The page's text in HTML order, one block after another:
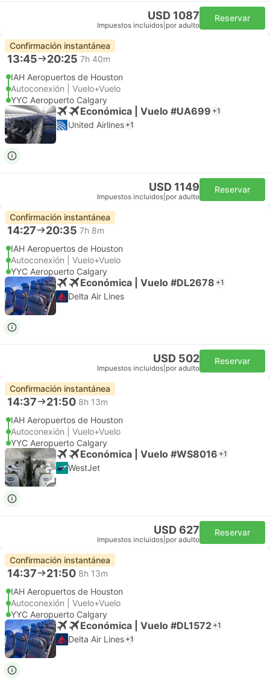
USD 1087
Impuestos incluidos por adulto
Reservar
Confirmación instantánea
13:45 20:25 7h 40m
IAH Aeropuertos de Houston
Autoconexión | Vuelo+Vuelo
YYC Aeropuerto Calgary
Económica | Vuelo #UA699 +1
United Airlines +1
USD 1149
Impuestos incluidos por adulto
Reservar
Confirmación instantánea
14:27 20:35 7h 8m
IAH Aeropuertos de Houston
Autoconexión | Vuelo+Vuelo
YYC Aeropuerto Calgary
Económica | Vuelo #DL2678 +1
Delta Air Lines
USD 502
Impuestos incluidos por adulto
Reservar
Confirmación instantánea
14:37 21:50 8h 13m
IAH Aeropuertos de Houston
Autoconexión | Vuelo+Vuelo
YYC Aeropuerto Calgary
Económica | Vuelo #WS8016 +1
WestJet
USD 627
Impuestos incluidos por adulto
Reservar
Confirmación instantánea
14:37 21:50 8h 13m
IAH Aeropuertos de Houston
Autoconexión | Vuelo+Vuelo
YYC Aeropuerto Calgary
Económica | Vuelo #DL1572 +1
Delta Air Lines +1